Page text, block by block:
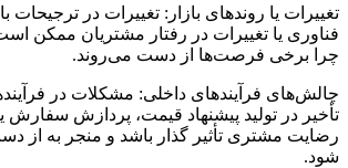
تغییرات یا روندهای بازار: تغییرات در ترجیحات
فناوری یا تغییرات در رفتار مشتریان ممکن
چرا برخی فرصت‌ها از دست می‌روند.
چالش‌های فرآیندهای داخلی: مشکلات در
تأخیر در تولید پیشنهاد قیمت، پردازش سفارش
رضایت مشتری تأثیر گذار باشد و منجر به از
شود.